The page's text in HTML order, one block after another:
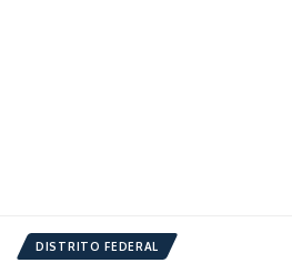
DISTRITO FEDERAL